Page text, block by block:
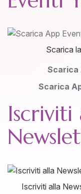
Scarica
Scarica
Scarica
Iscriviti
Iscriviti alla